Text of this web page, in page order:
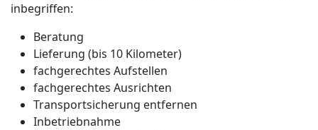
inbegriffen:
Beratung
Lieferung (bis 10 Kilometer)
fachgerechtes Aufstellen
fachgerechtes Ausrichten
Transportsicherung entfernen
Inbetriebnahme